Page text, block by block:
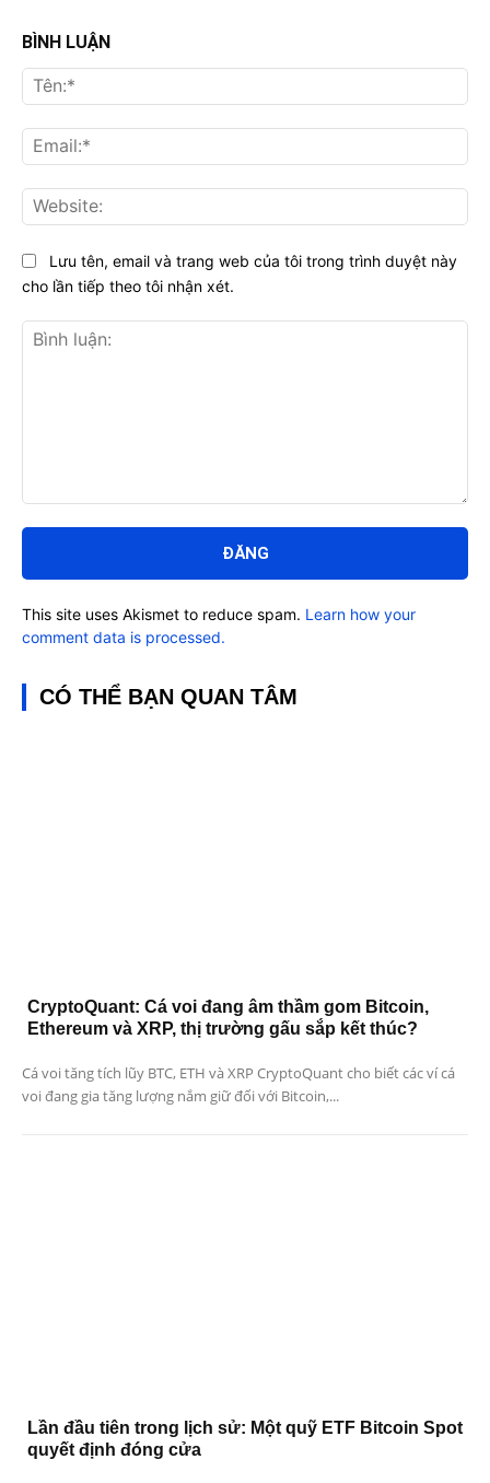
BÌNH LUẬN
luận:
Lưu tên, email và trang web của tôi trong trình duyệt này
cho lần tiếp theo tôi nhận xét.
This site uses Akismet to reduce spam. Learn how your
comment data is processed.
CÓ THỂ BẠN QUAN TÂM
CryptoQuant: Cá voi đang âm thầm gom Bitcoin,
Ethereum và XRP, thị trường gấu sắp kết thúc?
Cá voi tăng tích lũy BTC, ETH và XRP CryptoQuant cho biết các ví cá
voi đang gia tăng lượng nắm giữ đối với Bitcoin,...
Lần đầu tiên trong lịch sử: Một quỹ ETF Bitcoin Spot
quyết định đóng cửa